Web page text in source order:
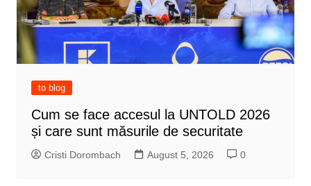
to blog
Cum se face accesul la UNTOLD 2026
și care sunt măsurile de securitate
Cristi Dorombach August 5, 2026 0